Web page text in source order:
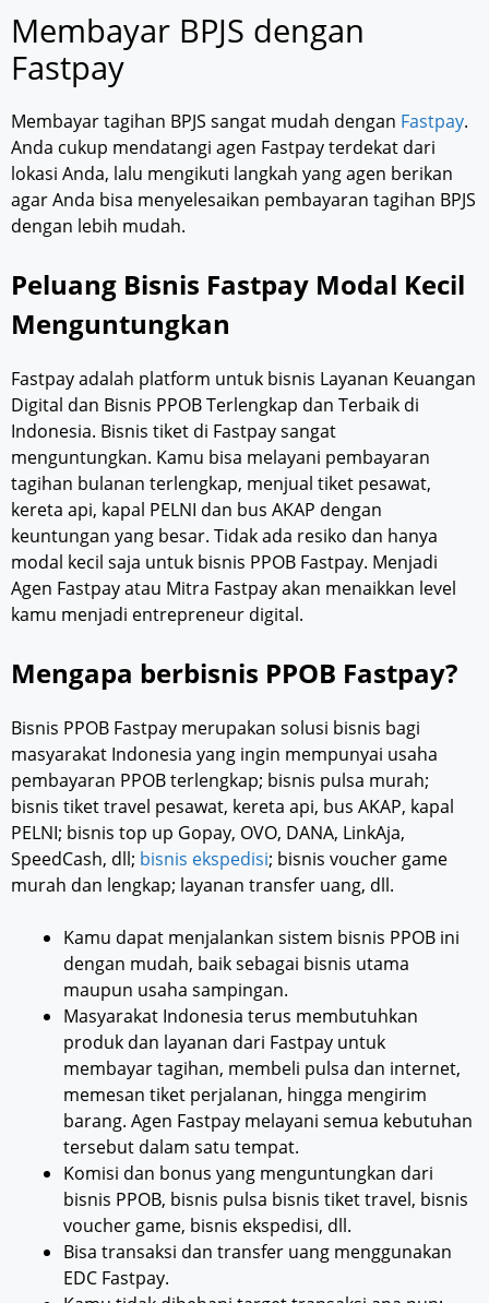
Membayar BPJS dengan
Fastpay
Membayar tagihan BPJS sangat mudah dengan Fastpay.
Anda cukup mendatangi agen Fastpay terdekat dari
lokasi Anda, lalu mengikuti langkah yang agen berikan
agar Anda bisa menyelesaikan pembayaran tagihan BPJS
dengan lebih mudah.
Peluang Bisnis Fastpay Modal Kecil
Menguntungkan
Fastpay adalah platform untuk bisnis Layanan Keuangan
Digital dan Bisnis PPOB Terlengkap dan Terbaik di
Indonesia. Bisnis tiket di Fastpay sangat
menguntungkan. Kamu bisa melayani pembayaran
tagihan bulanan terlengkap, menjual tiket pesawat,
kereta api, kapal PELNI dan bus AKAP dengan
keuntungan yang besar. Tidak ada resiko dan hanya
modal kecil saja untuk bisnis PPOB Fastpay. Menjadi
Agen Fastpay atau Mitra Fastpay akan menaikkan level
kamu menjadi entrepreneur digital.
Mengapa berbisnis PPOB Fastpay?
Bisnis PPOB Fastpay merupakan solusi bisnis bagi
masyarakat Indonesia yang ingin mempunyai usaha
pembayaran PPOB terlengkap; bisnis pulsa murah;
bisnis tiket travel pesawat, kereta api, bus AKAP, kapal
PELNI; bisnis top up Gopay, OVO, DANA, LinkAja,
SpeedCash, dll; bisnis ekspedisi; bisnis voucher game
murah dan lengkap; layanan transfer uang, dll.
Kamu dapat menjalankan sistem bisnis PPOB ini
dengan mudah, baik sebagai bisnis utama
maupun usaha sampingan.
Masyarakat Indonesia terus membutuhkan
produk dan layanan dari Fastpay untuk
membayar tagihan, membeli pulsa dan internet,
memesan tiket perjalanan, hingga mengirim
barang. Agen Fastpay melayani semua kebutuhan
tersebut dalam satu tempat.
Komisi dan bonus yang menguntungkan dari
bisnis PPOB, bisnis pulsa bisnis tiket travel, bisnis
voucher game, bisnis ekspedisi, dll.
Bisa transaksi dan transfer uang menggunakan
EDC Fastpay.